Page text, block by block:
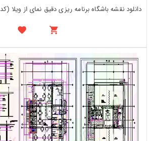
دانلود نقشه باشگاه برنامه ریزی دقیق نمای از ویلا (کد62690)